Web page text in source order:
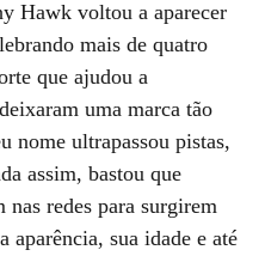
Hawk voltou a aparecer
mais de quatro
que ajudou a
uma marca tão
nome ultrapassou pistas,
assim, bastou que
nas redes para surgirem
aparência, sua idade e até